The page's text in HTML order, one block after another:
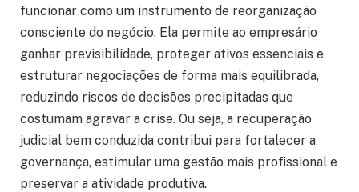
funcionar como um instrumento de reorganização
consciente do negócio. Ela permite ao empresário
ganhar previsibilidade, proteger ativos essenciais e
estruturar negociações de forma mais equilibrada,
reduzindo riscos de decisões precipitadas que
costumam agravar a crise. Ou seja, a recuperação
judicial bem conduzida contribui para fortalecer a
governança, estimular uma gestão mais profissional e
preservar a atividade produtiva.